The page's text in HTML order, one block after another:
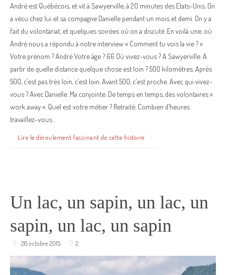
André est Québécois, et vit à Sawyerville, à 20 minutes des Etats-Unis. On
a vécu chez lui et sa compagne Danielle pendant un mois et demi. On y a
fait du volontariat, et quelques soirées où on a discuté. En voilà une, où
André nous a répondu à notre interview « Comment tu vois la vie ? »
Votre prénom ? André Votre âge ? 66 Où vivez-vous ? A Sawyerville. A
partir de quelle distance quelque chose est loin ? 500 kilomètres. Après
500, c’est pas très loin, c’est loin. Avant 500, c’est proche. Avec qui vivez-
vous ? Avec Danielle. Ma conjointe. De temps en temps, des volontaires «
work away ». Quel est votre métier ? Retraité. Combien d’heures
travaillez-vous…
Lire le déroulement fascinant de cette histoire
Un lac, un sapin, un lac, un
sapin, un lac, un sapin
26 octobre 2015 2